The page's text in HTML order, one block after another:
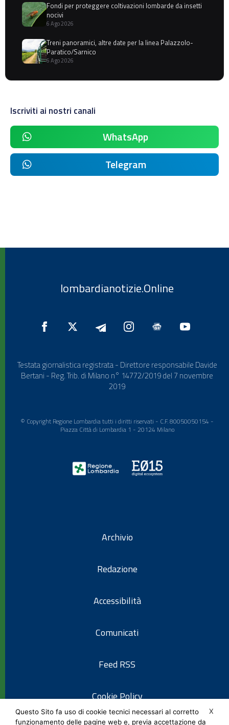
Fondi per proteggere coltivazioni lombarde da insetti
nocivi
6 Ago 2026
Treni panoramici, altre date per la linea Palazzolo-
Paratico/Sarnico
6 Ago 2026
Iscriviti ai nostri canali
WhatsApp
Telegram
lombardianotizie.Online
Testata giornalistica registrata - Direttore responsabile Davide
Bertani - Reg. Trib. di Milano n° 14772/2019 del 7 novembre
2019
© Copyright Regione Lombardia tutti i diritti riservati - C.F. 80050050154 -
Piazza Città di Lombardia 1 - 20124 Milano
Archivio
Redazione
Accessibilità
Comunicati
Feed RSS
Cookie Policy
X
Questo Sito fa uso di cookie tecnici necessari al corretto
funzionamento delle pagine web e, previa accettazione da